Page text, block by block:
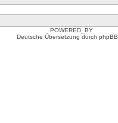
POWERED_BY
Deutsche Übersetzung durch